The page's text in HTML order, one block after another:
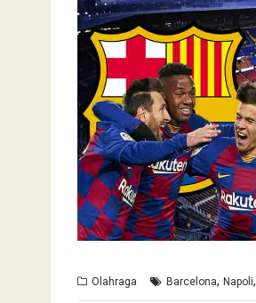
Olahraga Barcelona, Napoli,